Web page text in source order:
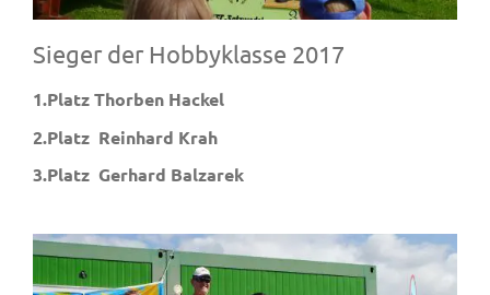
Sieger der Hobbyklasse 2017
1.Platz Thorben Hackel
2.Platz Reinhard Krah
3.Platz Gerhard Balzarek